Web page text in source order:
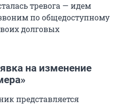
тревога — идем
по общедоступному
долговых
на изменение
представляется